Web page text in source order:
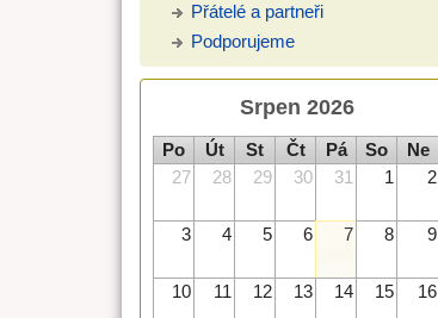
Přátelé a partneři
Podporujeme
Srpen 2026
Po Út St Čt Pá So
Ne
27
28 29 30 31 1 2
3 4 5 6 7 8 9
10 11 12 13 14 15 16